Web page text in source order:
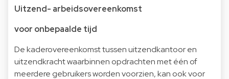
Uitzend- arbeidsovereenkomst
voor onbepaalde tijd
De kaderovereenkomst tussen uitzendkantoor en
uitzendkracht waarbinnen opdrachten met één of
meerdere gebruikers worden voorzien, kan ook voor